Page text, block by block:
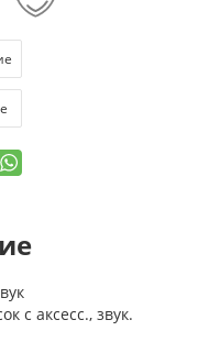
с аксесс., звук.